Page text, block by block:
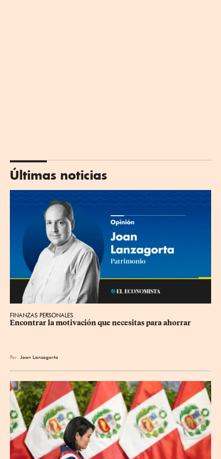
Últimas noticias
FINANZAS PERSONALES
Encontrar la motivación que necesitas para ahorrar
Por Joan Lanzagorta